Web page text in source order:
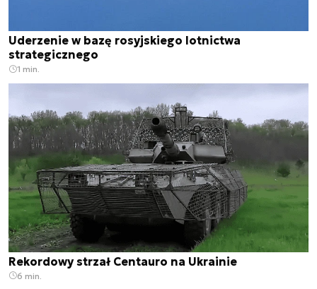
Uderzenie w bazę rosyjskiego lotnictwa
strategicznego
1 min.
Rekordowy strzał Centauro na Ukrainie
6 min.